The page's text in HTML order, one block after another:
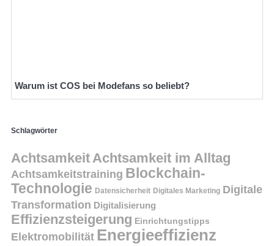
Warum ist COS bei Modefans so beliebt?
Schlagwörter
AchtsamkeitAchtsamkeit im Alltag
Achtsamkeitstraining Blockchain-
Technologie Datensicherheit Digitales Marketing Digitale
Transformation Digitalisierung
Effizienzsteigerung Einrichtungstipps
Elektromobilität Energieeffizienz